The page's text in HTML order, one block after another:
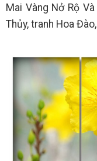
Mai Vàng Nở Rộ
Thủy, tranh Hoa